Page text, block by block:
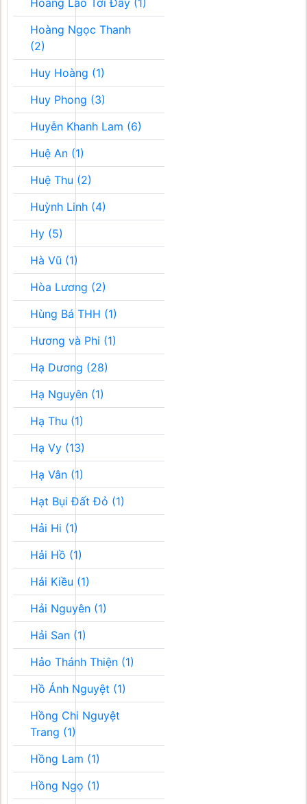
Hoàng Lão Tới Đây (1)
Hoàng Ngọc Thanh
(2)
Huy Hoàng (1)
Huy Phong (3)
Huyễn Khanh Lam (6)
Huệ An (1)
Huệ Thu (2)
Huỳnh Linh (4)
Hy (5)
Hà Vũ (1)
Hòa Lương (2)
Hùng Bá THH (1)
Hương và Phi (1)
Hạ Dương (28)
Hạ Nguyên (1)
Hạ Thu (1)
Hạ Vy (13)
Hạ Vân (1)
Hạt Bụi Đất Đỏ (1)
Hải Hi (1)
Hải Hồ (1)
Hải Kiều (1)
Hải Nguyên (1)
Hải San (1)
Hảo Thánh Thiện (1)
Hồ Ánh Nguyệt (1)
Hồng Chi Nguyệt
Trang (1)
Hồng Lam (1)
Hồng Ngọ (1)